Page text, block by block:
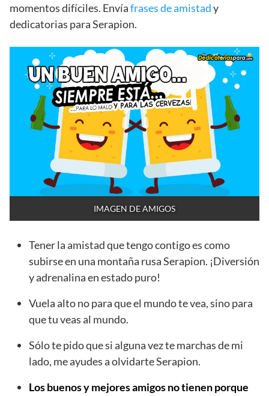
momentos difíciles. Envíafrases de amistady
dedicatorias para Serapion.
IMAGEN DE AMIGOS
Tener la amistad que tengo contigo es como
subirse en una montaña rusa Serapion. ¡Diversión
y adrenalina en estado puro!
Vuela alto no para que el mundo te vea, sino para
que tu veas al mundo.
Sólo te pido que si alguna vez te marchas de mi
lado, me ayudes a olvidarte Serapion.
Los buenos y mejores amigos no tienen porque